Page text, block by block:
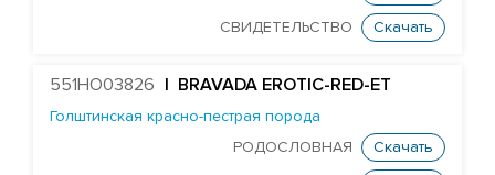
СВИДЕТЕЛЬСТВО Скачать
551HO03826 | BRAVADA EROTIC-RED-ET
Голштинская красно-пестрая порода
РОДОСЛОВНАЯ
Скачать